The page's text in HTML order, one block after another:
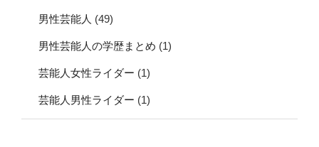
男性芸能人 (49)
男性芸能人の学歴まとめ (1)
芸能人女性ライダー (1)
芸能人男性ライダー (1)